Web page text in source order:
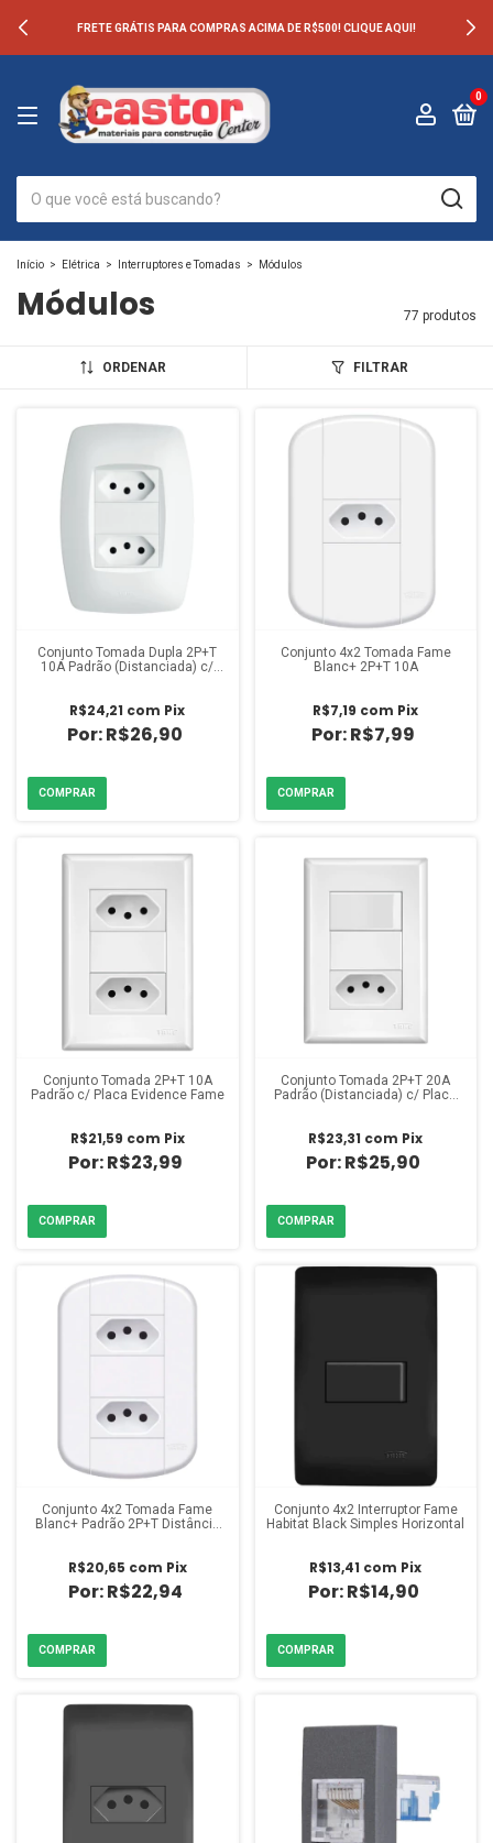
FRETE GRÁTIS PARA COMPRAS ACIMA DE R$500! CLIQUE AQUI!
0
Início > Elétrica > Interruptores e Tomadas > Módulos
Módulos 77 produtos
ORDENAR FILTRAR
Conjunto Tomada Dupla 2P+T
10A Padrão (Distanciada) c/
R$26,90
R$24,21 com Pix
Conjunto 4x2 Tomada Fame
Blanc+ 2P+T 10A
R$7,99
R$7,19 com Pix
Conjunto Tomada 2P+T 10A
Padrão c/ Placa Evidence Fame
R$23,99
R$21,59 com Pix
Conjunto Tomada 2P+T 20A
Padrão (Distanciada) c/ Placa
R$25,90
R$23,31 com Pix
Conjunto 4x2 Tomada Fame
Blanc+ Padrão 2P+T Distância
R$22,94
R$20,65 com Pix
Conjunto 4x2 Interruptor Fame
Habitat Black Simples Horizontal
R$14,90
R$13,41 com Pix